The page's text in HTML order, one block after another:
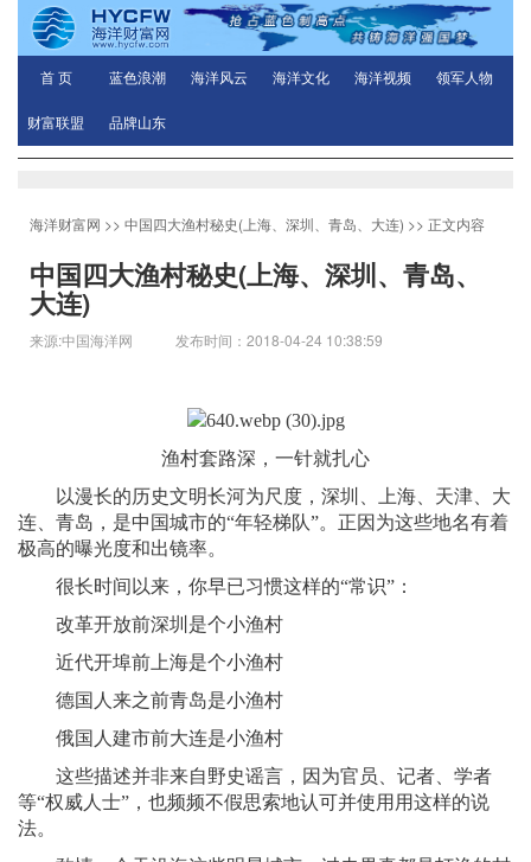
首 页 蓝色浪潮 海洋风云 海洋文化 海洋视频 领军人物
财富联盟 品牌山东
海洋财富网 >> 中国四大渔村秘史(上海、深圳、青岛、大连) >> 正文内容
中国四大渔村秘史(上海、深圳、青岛、
大连)
来源:中国海洋网 发布时间：2018-04-24 10:38:59
渔村套路深，一针就扎心
以漫长的历史文明长河为尺度，深圳、上海、天津、大
连、青岛，是中国城市的“年轻梯队”。正因为这些地名有着
极高的曝光度和出镜率。
很长时间以来，你早已习惯这样的“常识”：
改革开放前深圳是个小渔村
近代开埠前上海是个小渔村
德国人来之前青岛是小渔村
俄国人建市前大连是小渔村
这些描述并非来自野史谣言，因为官员、记者、学者
等“权威人士”，也频频不假思索地认可并使用用这样的说
法。